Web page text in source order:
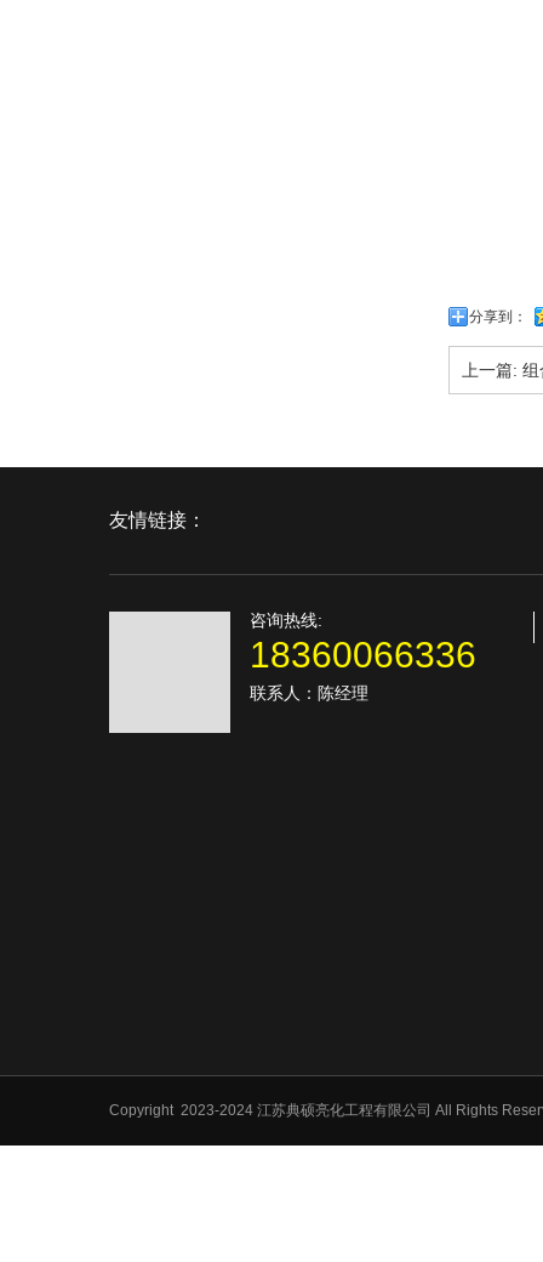
分享到：
上一篇: 组
友情链接：
咨询热线:
18360066336
联系人：陈经理
Copyright 2023-2024 江苏典硕亮化工程有限公司 All Rights